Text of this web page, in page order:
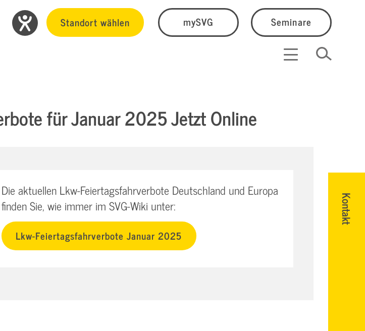
Standort wählen mySVG Seminare
Kontakt
für Januar 2025 Jetzt Online
Die aktuellen Lkw-Feiertagsfahrverbote Deutschland und Europa
finden Sie, wie immer im SVG-Wiki unter:
Lkw-Feiertagsfahrverbote Januar 2025